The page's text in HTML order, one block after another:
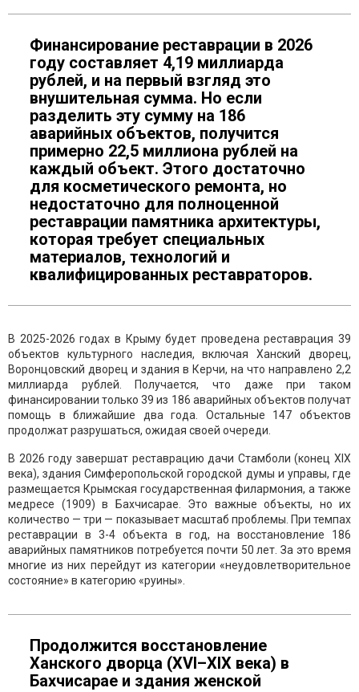
Финансирование реставрации в 2026
году составляет 4,19 миллиарда
рублей, и на первый взгляд это
внушительная сумма. Но если
разделить эту сумму на 186
аварийных объектов, получится
примерно 22,5 миллиона рублей на
каждый объект. Этого достаточно
для косметического ремонта, но
недостаточно для полноценной
реставрации памятника архитектуры,
которая требует специальных
материалов, технологий и
квалифицированных реставраторов.
В 2025-2026 годах в Крыму будет проведена реставрация 39
объектов культурного наследия, включая Ханский дворец,
Воронцовский дворец и здания в Керчи, на что направлено 2,2
миллиарда рублей. Получается, что даже при таком
финансировании только 39 из 186 аварийных объектов получат
помощь в ближайшие два года. Остальные 147 объектов
продолжат разрушаться, ожидая своей очереди.
В 2026 году завершат реставрацию дачи Стамболи (конец XIX
века), здания Симферопольской городской думы и управы, где
размещается Крымская государственная филармония, а также
медресе (1909) в Бахчисарае. Это важные объекты, но их
количество — три — показывает масштаб проблемы. При темпах
реставрации в 3-4 объекта в год, на восстановление 186
аварийных памятников потребуется почти 50 лет. За это время
многие из них перейдут из категории «неудовлетворительное
состояние» в категорию «руины».
Продолжится восстановление
Ханского дворца (XVI–XIX века) в
Бахчисарае и здания женской